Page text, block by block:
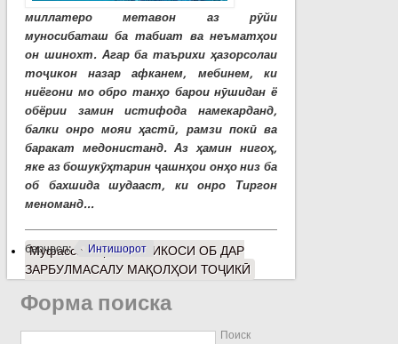
миллатеро метавон аз рӯйи
муносибаташ ба табиат ва неъматҳои
он шинохт. Агар ба таърихи ҳазорсолаи
тоҷикон назар афканем, мебинем, ки
ниёгони мо обро танҳо барои нӯшидан ё
обёрии замин истифода намекарданд,
балки онро мояи ҳастӣ, рамзи покӣ ва
баракат медонистанд. Аз ҳамин нигоҳ,
яке аз бошукӯҳтарин ҷашнҳои онҳо низ ба
об бахшида шудааст, ки онро Тиргон
меноманд...
барчасп: Интишорот
Муфассалтаро ИНЪИКОСИ ОБ ДАР
ЗАРБУЛМАСАЛУ МАҚОЛҲОИ ТОҶИКӢ
Форма поиска
Поиск